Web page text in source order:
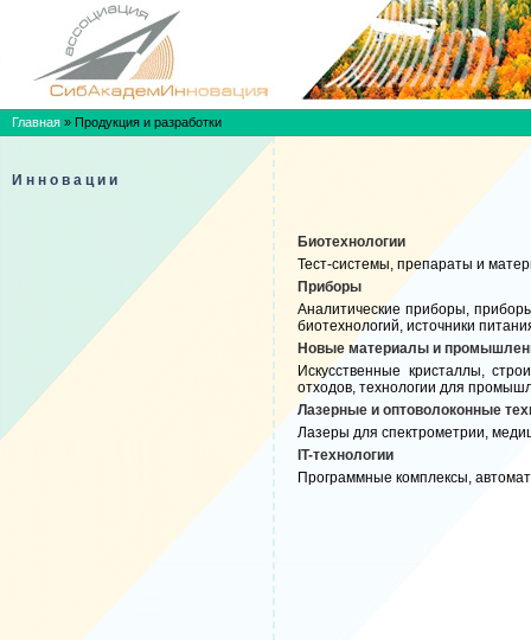
Главная » Продукция и разработки
Инновации
Биотехнологии
Тест-системы, препараты и
Приборы
Аналитические приборы,
биотехнологий, источники
Новые материалы и
Искусственные кристаллы,
отходов, технологии для
Лазерные и оптоволоконные
Лазеры для спектрометрии,
IT-технологии
Программные комплексы,